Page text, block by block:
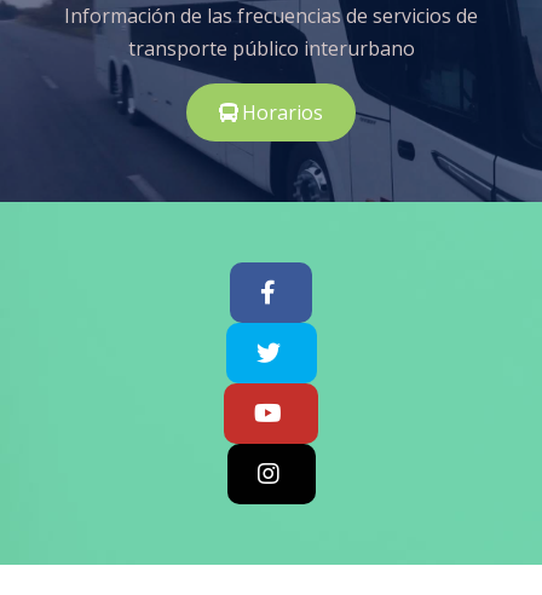
Información de las frecuencias de servicios de
transporte público interurbano
Horarios